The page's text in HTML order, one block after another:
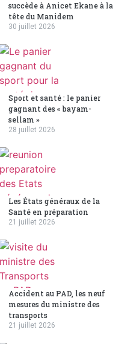
succède à Anicet Ekane à la
tête du Manidem
30 juillet 2026
Sport et santé : le panier
gagnant des « bayam-
sellam »
28 juillet 2026
Les États généraux de la
Santé en préparation
21 juillet 2026
Accident au PAD, les neuf
mesures du ministre des
transports
21 juillet 2026